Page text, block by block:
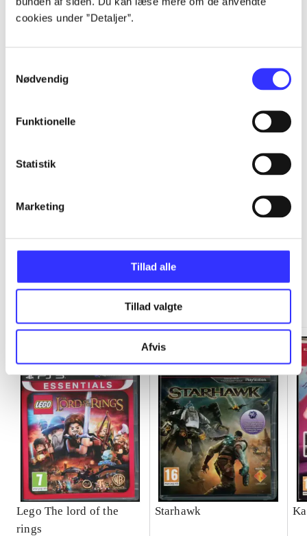
cookies under ”Detaljer”.
Nødvendig
Funktionelle
Statistik
Marketing
Tillad alle
Tillad valgte
Afvis
Minder om
Lego The lord of the
rings
Starhawk